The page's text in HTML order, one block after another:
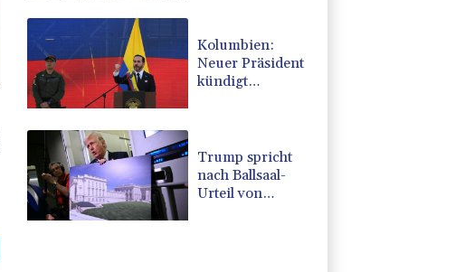
Kolumbien:
Neuer Präsident
kündigt
Trump spricht
nach Ballsaal-
Urteil von